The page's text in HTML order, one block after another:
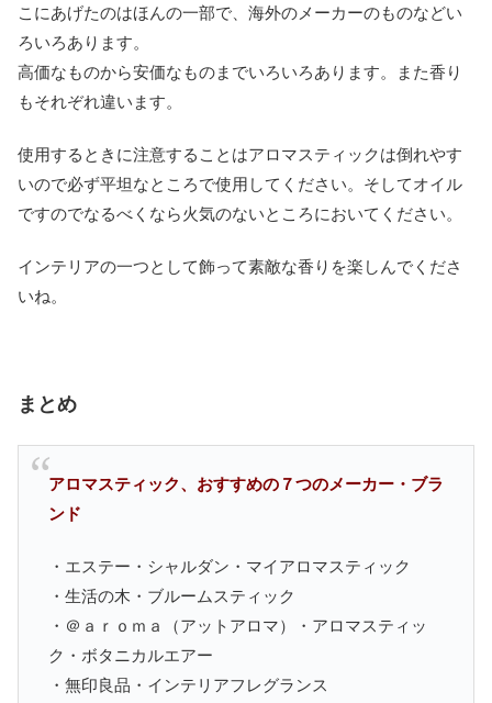
こにあげたのはほんの一部で、海外のメーカーのものなどい
ろいろあります。
高価なものから安価なものまでいろいろあります。また香り
もそれぞれ違います。
使用するときに注意することはアロマスティックは倒れやす
いので必ず平坦なところで使用してください。そしてオイル
ですのでなるべくなら火気のないところにおいてください。
インテリアの一つとして飾って素敵な香りを楽しんでくださ
いね。
まとめ
アロマスティック、おすすめの７つのメーカー・ブラ
ンド
・エステー・シャルダン・マイアロマスティック
・生活の木・ブルームスティック
・＠ａｒｏｍａ（アットアロマ）・アロマスティッ
ク・ボタニカルエアー
・無印良品・インテリアフレグランス